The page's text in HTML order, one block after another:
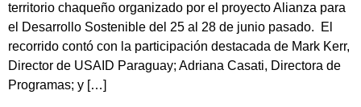
territorio chaqueño organizado por el proyecto Alianza para
el Desarrollo Sostenible del 25 al 28 de junio pasado. El
recorrido contó con la participación destacada de Mark Kerr,
Director de USAID Paraguay; Adriana Casati, Directora de
Programas; y […]